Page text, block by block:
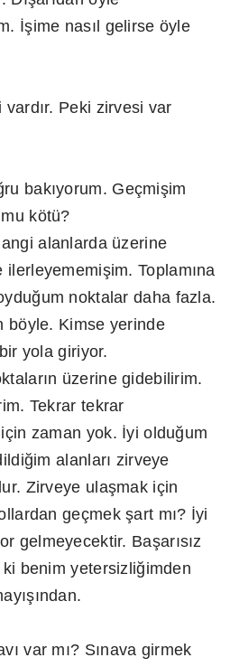
İşime nasıl gelirse öyle
Peki zirvesi var
bakıyorum. Geçmişim
kötü?
alanlarda üzerine
Toplamına
noktalar daha fazla.
böyle. Kimse yerinde
yola giriyor.
üzerine gidebilirim.
Tekrar tekrar
zaman yok. İyi olduğum
alanları zirveye
Zirveye ulaşmak için
geçmek şart mı? İyi
gelmeyecektir. Başarısız
benim yetersizliğimden
var mı? Sınava girmek